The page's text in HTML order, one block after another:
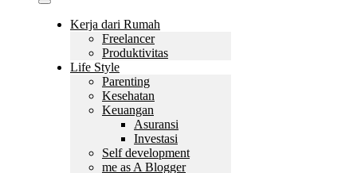
Kerja dari Rumah
Freelancer
Produktivitas
Life Style
Parenting
Kesehatan
Keuangan
Asuransi
Investasi
Self development
me as A Blogger